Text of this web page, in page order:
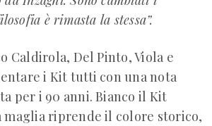
è rimasta la stessa”.
Caldirola, Del Pinto, Viola e
i Kit tutti con una nota
per i 90 anni. Bianco il Kit
maglia riprende il colore storico,